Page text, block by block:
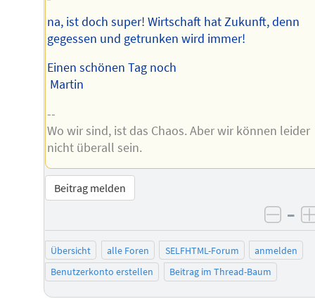
na, ist doch super! Wirtschaft hat Zukunft, denn
gegessen und getrunken wird immer!
Einen schönen Tag noch
Martin
--
Wo wir sind, ist das Chaos. Aber wir können leider
nicht überall sein.
Beitrag melden
–
Übersicht alle Foren SELFHTML-Forum
anmelden
Benutzerkonto erstellen
Beitrag im Thread-Baum